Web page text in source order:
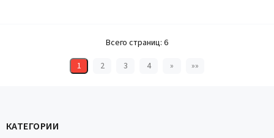
Всего страниц: 6
1
2 3 4 » »»
КАТЕГОРИИ